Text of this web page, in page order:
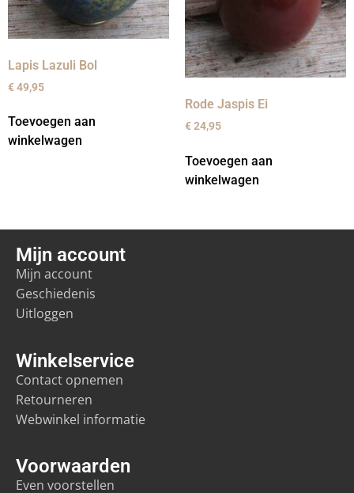
Lapis Lazuli Bol
€49,95
Toevoegen aan
winkelwagen
Rode Jaspis Ei
€24,95
Toevoegen aan
winkelwagen
Voorwaarden
Even voorstellen
Winkelservice
Contact opnemen
Retourneren
Webwinkel informatie
Mijn account
Mijn account
Geschiedenis
Uitloggen